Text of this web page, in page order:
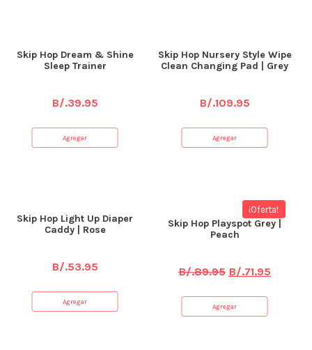
Skip Hop Dream & Shine
Sleep Trainer
B/.39.95
Agregar
Skip Hop Nursery Style Wipe
Clean Changing Pad | Grey
B/.109.95
Agregar
Skip Hop Light Up Diaper
Caddy | Rose
B/.53.95
Agregar
¡Oferta!
Skip Hop Playspot Grey |
Peach
B/.89.95 B/.71.95
Agregar